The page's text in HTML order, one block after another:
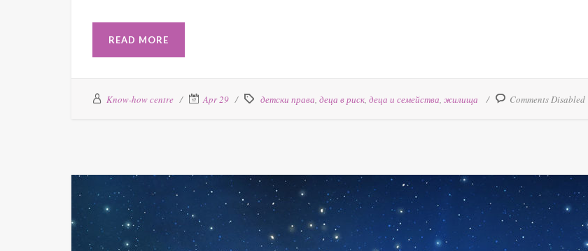
READ MORE
Know-how centre Apr 29 детски права, деца в риск, деца и семейства, жилища Comments Disabled